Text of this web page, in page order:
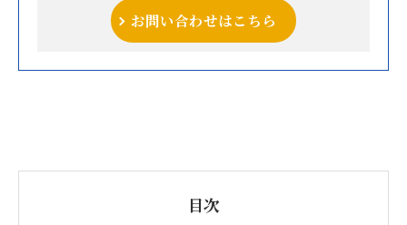
お問い合わせはこちら
目次